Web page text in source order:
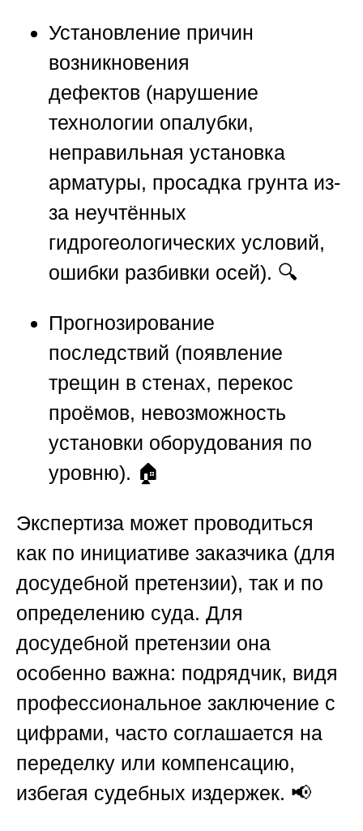
Установление причин
возникновения
дефектов (нарушение
технологии опалубки,
неправильная установка
арматуры, просадка грунта из-
за неучтённых
гидрогеологических условий,
ошибки разбивки осей). 🔍
Прогнозирование
последствий (появление
трещин в стенах, перекос
проёмов, невозможность
установки оборудования по
уровню). 🏠
Экспертиза может проводиться
как по инициативе заказчика (для
досудебной претензии), так и по
определению суда. Для
досудебной претензии она
особенно важна: подрядчик, видя
профессиональное заключение с
цифрами, часто соглашается на
переделку или компенсацию,
избегая судебных издержек. 📢